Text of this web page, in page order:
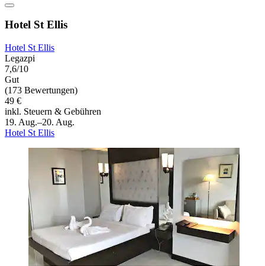
Hotel St Ellis
Hotel St Ellis
Legazpi
7,6/10
Gut
(173 Bewertungen)
49 €
inkl. Steuern & Gebühren
19. Aug.–20. Aug.
Hotel St Ellis